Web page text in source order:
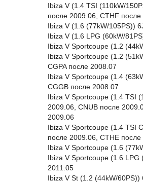
Ibiza V (1.4 TSI (110kW/
после 2009.06, CTHF
Ibiza V (1.6 (77kW/105PS))
Ibiza V (1.6 LPG (60kW/
Ibiza V Sportcoupe (1.2
Ibiza V Sportcoupe (1.2
CGPA после 2008.07
Ibiza V Sportcoupe (1.4
CGGB после 2008.07
Ibiza V Sportcoupe (1.4 TSI
2009.06, CNUB после
2009.06
Ibiza V Sportcoupe (1.4 TSI
после 2009.06, CTHE
Ibiza V Sportcoupe (1.6
Ibiza V Sportcoupe (1.6 LPG
2011.05
Ibiza V St (1.2 (44kW/